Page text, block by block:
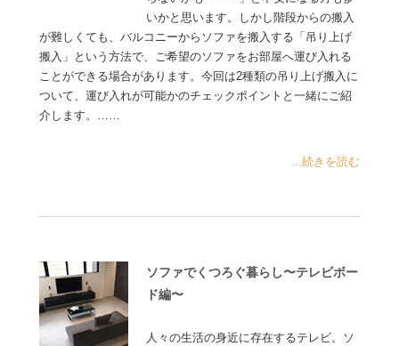
いかと思います。しかし階段からの搬入
が難しくても、バルコニーからソファを搬入する「吊り上げ
搬入」という方法で、ご希望のソファをお部屋へ運び入れる
ことができる場合があります。今回は2種類の吊り上げ搬入に
ついて、運び入れが可能かのチェックポイントと一緒にご紹
介します。……
...続きを読む
ソファでくつろぐ暮らし〜テレビボー
ド編〜
人々の生活の身近に存在するテレビ。ソ